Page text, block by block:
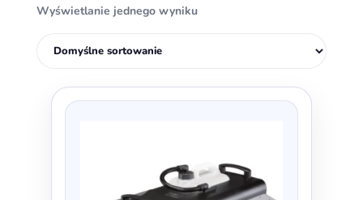
Wyświetlanie jednego wyniku